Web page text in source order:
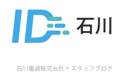
石川電装株式会社 > スタッフブログ